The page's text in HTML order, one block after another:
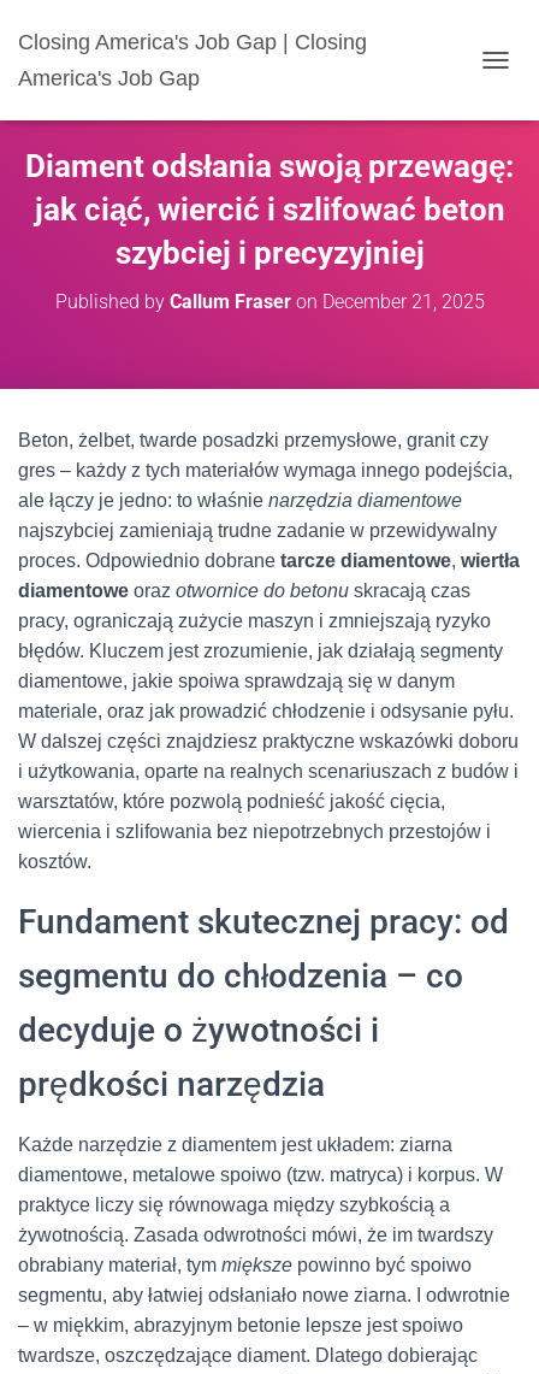
Closing America's Job Gap | Closing
America's Job Gap
G
L
Diament odsłania swoją przewagę:
jak ciąć, wiercić i szlifować beton
szybciej i precyzyjniej
Published by Callum Fraseron December 21, 2025
Beton, żelbet, twarde posadzki przemysłowe, granit czy
gres – każdy z tych materiałów wymaga innego podejścia,
ale łączy je jedno: to właśnie narzędzia diamentowe
najszybciej zamieniają trudne zadanie w przewidywalny
proces. Odpowiednio dobrane tarcze diamentowe, wiertła
diamentowe oraz otwornice do betonu skracają czas
pracy, ograniczają zużycie maszyn i zmniejszają ryzyko
błędów. Kluczem jest zrozumienie, jak działają segmenty
diamentowe, jakie spoiwa sprawdzają się w danym
materiale, oraz jak prowadzić chłodzenie i odsysanie pyłu.
W dalszej części znajdziesz praktyczne wskazówki doboru
i użytkowania, oparte na realnych scenariuszach z budów i
warsztatów, które pozwolą podnieść jakość cięcia,
wiercenia i szlifowania bez niepotrzebnych przestojów i
kosztów.
Fundament skutecznej pracy: od
segmentu do chłodzenia – co
decyduje o żywotności i
prędkości narzędzia
Każde narzędzie z diamentem jest układem: ziarna
diamentowe, metalowe spoiwo (tzw. matryca) i korpus. W
praktyce liczy się równowaga między szybkością a
żywotnością. Zasada odwrotności mówi, że im twardszy
obrabiany materiał, tym miększe powinno być spoiwo
segmentu, aby łatwiej odsłaniało nowe ziarna. I odwrotnie
– w miękkim, abrazyjnym betonie lepsze jest spoiwo
twardsze, oszczędzające diament. Dlatego dobierając